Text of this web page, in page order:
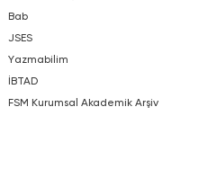
bab
JSES
Yazmabilim
İBTAD
FSM Kurumsal Akademik Arşiv